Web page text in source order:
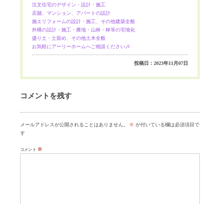
注文住宅のデザイン・設計・施工
店舖、マンション、アパートの設計
施エリフォームの設計・施工、その他建築全般
外構の設計・施工・農地・山林・林等の宅地化
盛り土・土留め、その他土木全般
お気軽にアーリーホームへご相談ください🎶
投稿日：2023年11月07日
コメントを残す
メールアドレスが公開されることはありません。 ※ が付いている欄は必須項目で
す
コメント ※